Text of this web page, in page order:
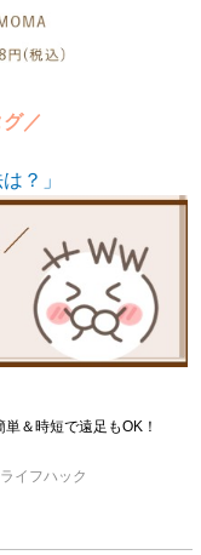
／
？」
＆時短で遠足もOK！
イフハック